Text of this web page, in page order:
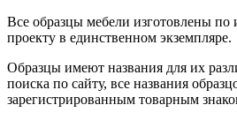
Все образцы мебели изготовлены по
проекту в единственном экземпляре.
Образцы имеют названия для их
поиска по сайту, все названия
зарегистрированным товарным